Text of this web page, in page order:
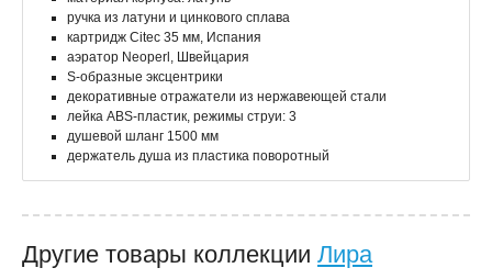
ручка из латуни и цинкового сплава
картридж Citec 35 мм, Испания
аэратор Neoperl, Швейцария
S-образные эксцентрики
декоративные отражатели из нержавеющей стали
лейка ABS-пластик, режимы струи: 3
душевой шланг 1500 мм
держатель душа из пластика поворотный
Другие товары коллекции Лира